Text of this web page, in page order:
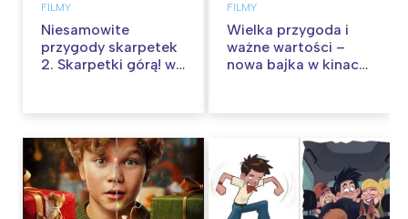
FILMY
Niesamowite
przygody skarpetek
2. Skarpetki górą! w
FILMY
Wielka przygoda i
ważne wartości –
nowa bajka w kinach